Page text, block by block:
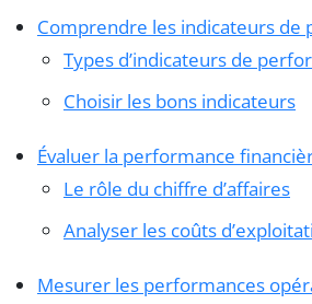
Comprendre les indicateurs de
Types d’indicateurs de
Choisir les bons indicateurs
Évaluer la performance
Le rôle du chiffre d’affaires
Analyser les coûts
Mesurer les performances